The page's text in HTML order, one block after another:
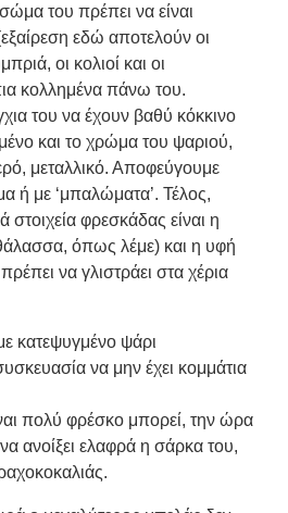
του πρέπει να είναι
εδώ αποτελούν οι
οι κολιοί και οι
κολλημένα πάνω του.
του να έχουν βαθύ κόκκινο
και το χρώμα του ψαριού,
μεταλλικό. Αποφεύγουμε
ή με ‘μπαλώματα’. Τέλος,
στοιχεία φρεσκάδας είναι η
όπως λέμε) και η υφή
να γλιστράει στα χέρια
κατεψυγμένο ψάρι
να μην έχει κομμάτια
πολύ φρέσκο μπορεί, την ώρα
ανοίξει ελαφρά η σάρκα του,